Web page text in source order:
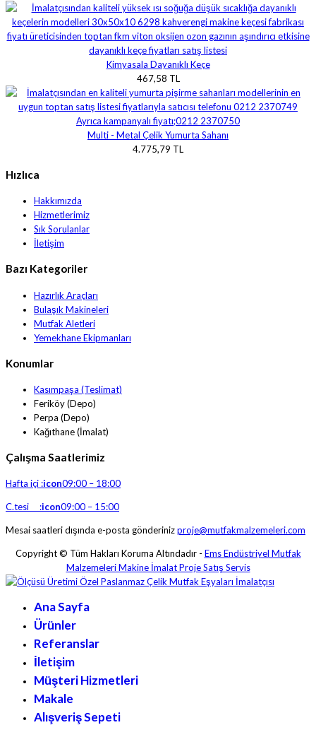
Kimyasala Dayanıklı Keçe
467,58 TL
Multi - Metal Çelik Yumurta Sahanı
4.775,79 TL
Hızlıca
Hakkımızda
Hizmetlerimiz
Sık Sorulanlar
İletişim
Bazı Kategoriler
Hazırlık Araçları
Bulaşık Makineleri
Mutfak Aletleri
Yemekhane Ekipmanları
Konumlar
Kasımpaşa (Teslimat)
Feriköy (Depo)
Perpa (Depo)
Kağıthane (İmalat)
Çalışma Saatlerimiz
Hafta içi :icon09:00 – 18:00
C.tesi :icon09:00 – 15:00
Mesai saatleri dışında e-posta gönderinizproje@mutfakmalzemeleri.com
Copyright © Tüm Hakları Koruma Altındadır - Ems Endüstriyel Mutfak
Malzemeleri Makine İmalat Proje Satış Servis
Ana Sayfa
Ürünler
Referanslar
İletişim
Müşteri Hizmetleri
Makale
Alışveriş Sepeti